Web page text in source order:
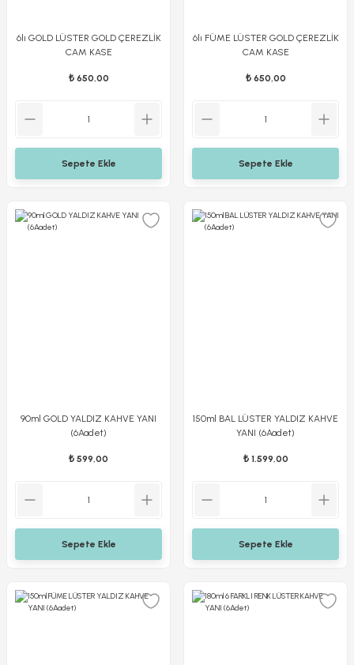
6lı GOLD LÜSTER GOLD ÇEREZLİK
CAM KASE
₺ 650,00
Sepete Ekle
6lı FÜME LÜSTER GOLD ÇEREZLİK
CAM KASE
₺ 650,00
Sepete Ekle
90ml GOLD YALDIZ KAHVE YANI
(6Aadet)
₺ 599,00
Sepete Ekle
150ml BAL LÜSTER YALDIZ KAHVE
YANI (6Aadet)
₺ 1.599,00
Sepete Ekle